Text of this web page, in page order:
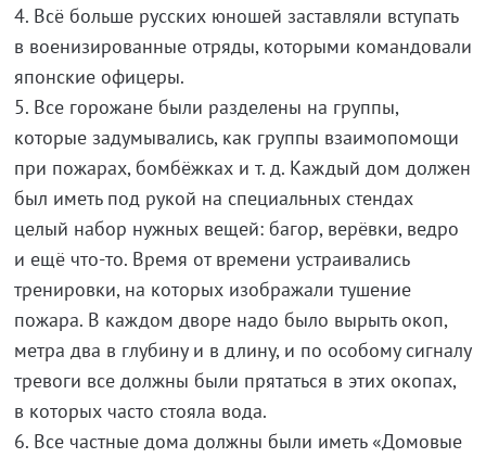
4. Всё больше русских юношей заставляли вступать
в военизированные отряды, которыми командовали
японские офицеры.
5. Все горожане были разделены на группы,
которые задумывались, как группы взаимопомощи
при пожарах, бомбёжках и т. д. Каждый дом должен
был иметь под рукой на специальных стендах
целый набор нужных вещей: багор, верёвки, ведро
и ещё что-то. Время от времени устраивались
тренировки, на которых изображали тушение
пожара. В каждом дворе надо было вырыть окоп,
метра два в глубину и в длину, и по особому сигналу
тревоги все должны были прятаться в этих окопах,
в которых часто стояла вода.
6. Все частные дома должны были иметь «Домовые